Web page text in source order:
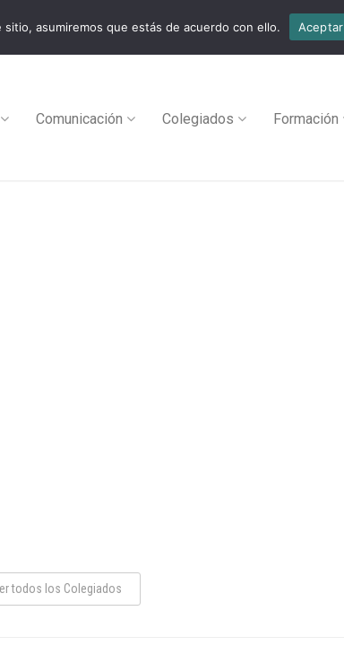
Comunicación Colegiados Formación
todos los Colegiados
asumiremos que estás de acuerdo con ello. Aceptar